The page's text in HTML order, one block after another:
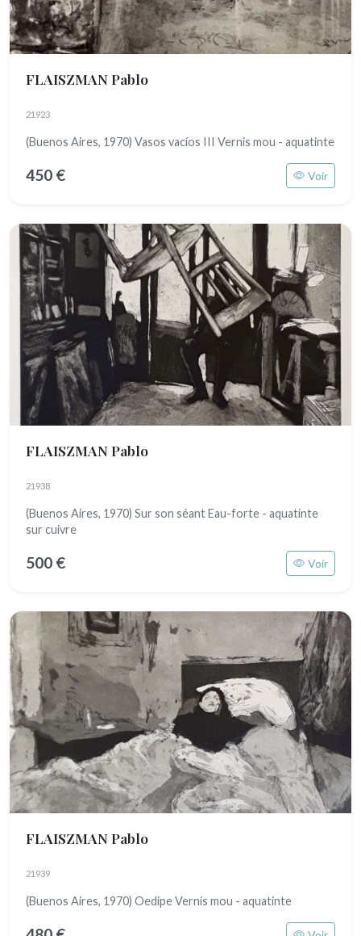
FLAISZMAN Pablo
21923
(Buenos Aires, 1970) Vasos vacíos III Vernis mou - aquatinte
450 € Voir
FLAISZMAN Pablo
21938
(Buenos Aires, 1970) Sur son séant Eau-forte - aquatinte
sur cuivre
500 € Voir
FLAISZMAN Pablo
21939
(Buenos Aires, 1970) Oedipe Vernis mou - aquatinte